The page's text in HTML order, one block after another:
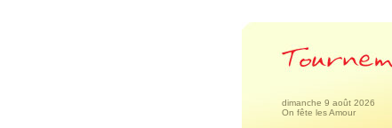
dimanche 9 août 2026
On fête les Amour